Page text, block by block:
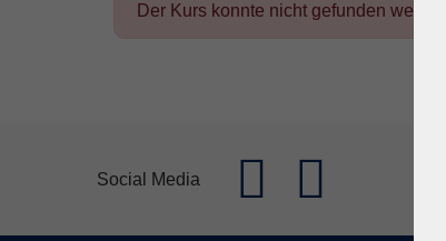
Der Kurs konnte nicht gefunden werden.
Social Media